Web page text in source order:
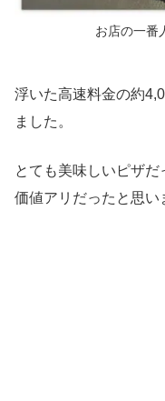
お店の一番
浮いた高速料金の約
ました。
とても美味しいピザ
価値アリだったと思い